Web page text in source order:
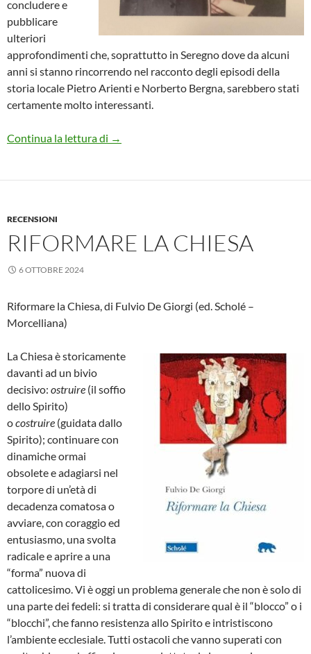
concludere e
pubblicare
ulteriori
approfondimenti che, soprattutto in Seregno dove da alcuni
anni si stanno rincorrendo nel racconto degli episodi della
storia locale Pietro Arienti e Norberto Bergna, sarebbero stati
certamente molto interessanti.
Continua la lettura di Storia di un prete partigiano
→
RECENSIONI
RIFORMARE LA CHIESA
6 OTTOBRE 2024
Riformare la Chiesa, di Fulvio De Giorgi (ed. Scholé –
Morcelliana)
La Chiesa è storicamente
davanti ad un bivio
decisivo: ostruire (il soffio
dello Spirito)
ocostruire (guidata dallo
Spirito); continuare con
dinamiche ormai
obsolete e adagiarsi nel
torpore di un’età di
decadenza comatosa o
avviare, con coraggio ed
entusiasmo, una svolta
radicale e aprire a una
“forma” nuova di
cattolicesimo. Vi è oggi un problema generale che non è solo di
una parte dei fedeli: si tratta di considerare qual è il “blocco” o i
“blocchi”, che fanno resistenza allo Spirito e intristiscono
l’ambiente ecclesiale. Tutti ostacoli che vanno superati con